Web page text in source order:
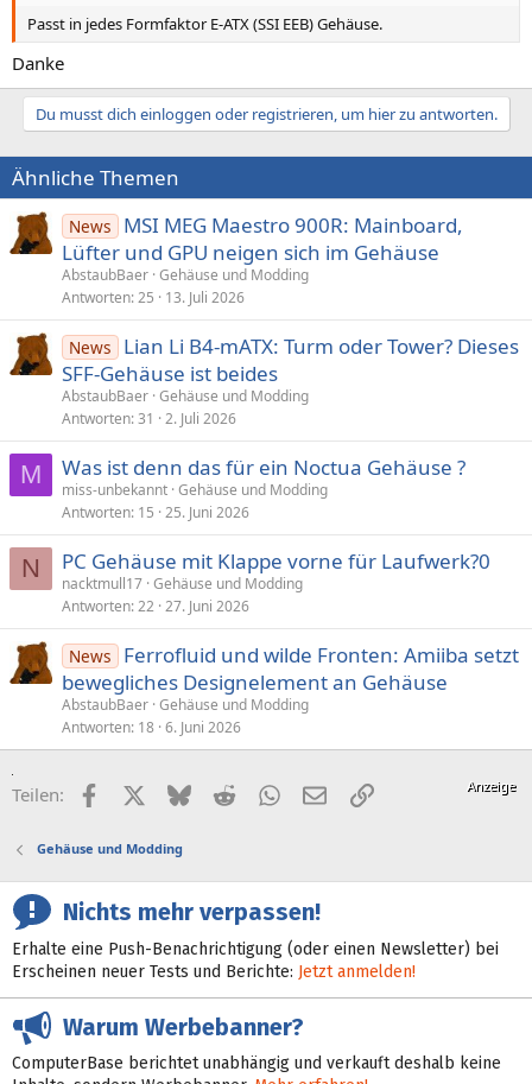
Passt in jedes Formfaktor E-ATX (SSI EEB) Gehäuse.
Danke
Du musst dich einloggen oder registrieren, um hier zu antworten.
Ähnliche Themen
News
MSI MEG Maestro 900R: Mainboard,
Lüfter und GPU neigen sich im Gehäuse
AbstaubBaer Gehäuse und Modding
Antworten 25 13. Juli 2026
News
Lian Li B4-mATX: Turm oder Tower? Dieses
SFF-Gehäuse ist beides
AbstaubBaer Gehäuse und Modding
Antworten 31 2. Juli 2026
M Was ist denn das für ein Noctua Gehäuse ?
miss-unbekannt Gehäuse und Modding
Antworten 15 25. Juni 2026
N PC Gehäuse mit Klappe vorne für Laufwerk?0
nacktmull17 Gehäuse und Modding
Antworten 22 27. Juni 2026
News
Ferrofluid und wilde Fronten: Amiiba setzt
bewegliches Designelement an Gehäuse
AbstaubBaer Gehäuse und Modding
Antworten 18 6. Juni 2026
Teilen: FacebookX (Twitter)
BlueskyRedditWhatsApp
E-MailLink
Gehäuse und Modding
Nichts mehr verpassen!
Erhalte eine Push-Benachrichtigung (oder einen Newsletter) bei
Erscheinen neuer Tests und Berichte: Jetzt anmelden!
Warum Werbebanner?
ComputerBase berichtet unabhängig und verkauft deshalb keine